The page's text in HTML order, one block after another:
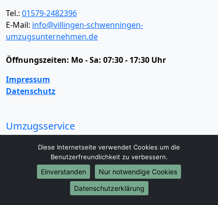
Tel.: 01579-2482396
E-Mail: info@villingen-schwenningen-
umzugsunternehmen.de
Öffnungszeiten: Mo - Sa: 07:30 - 17:30 Uhr
Impressum
Datenschutz
Umzugsservice
Firmenumzug
Laborumzug
Mini Umzug
Praxisumzug
Privatumzug
Seniorenumzug
Studentenumzug
Beiladung
Halteverbotszone
Klaviertransport
Diese Internetseite verwendet Cookies um die
Benutzerfreundlichkeit zu verbessern.
Einverstanden
Nur notwendige Cookies
Datenschutzerklärung